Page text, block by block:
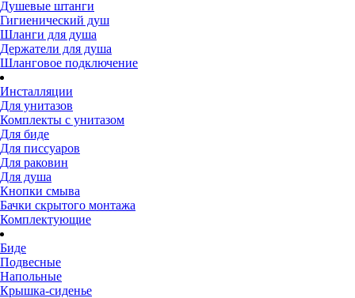
Душевые штанги
Гигиенический душ
Шланги для душа
Держатели для душа
Шланговое подключение
Инсталляции
Для унитазов
Комплекты с унитазом
Для биде
Для писсуаров
Для раковин
Для душа
Кнопки смыва
Бачки скрытого монтажа
Комплектующие
Биде
Подвесные
Напольные
Крышка-сиденье